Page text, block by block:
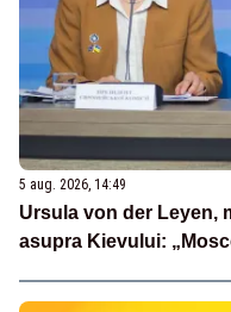
5 aug. 2026, 14:49
Ursula von der Leyen,
asupra Kievului: